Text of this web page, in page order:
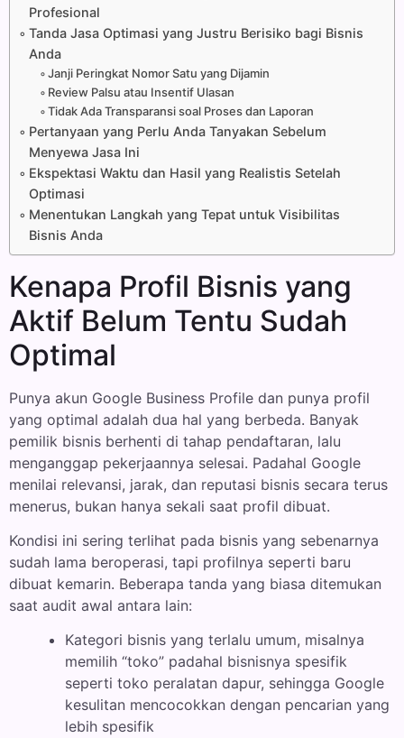
Profesional
Tanda Jasa Optimasi yang Justru Berisiko bagi Bisnis
Anda
Janji Peringkat Nomor Satu yang Dijamin
Review Palsu atau Insentif Ulasan
Tidak Ada Transparansi soal Proses dan Laporan
Pertanyaan yang Perlu Anda Tanyakan Sebelum
Menyewa Jasa Ini
Ekspektasi Waktu dan Hasil yang Realistis Setelah
Optimasi
Menentukan Langkah yang Tepat untuk Visibilitas
Bisnis Anda
Kenapa Profil Bisnis yang
Aktif Belum Tentu Sudah
Optimal
Punya akun Google Business Profile dan punya profil
yang optimal adalah dua hal yang berbeda. Banyak
pemilik bisnis berhenti di tahap pendaftaran, lalu
menganggap pekerjaannya selesai. Padahal Google
menilai relevansi, jarak, dan reputasi bisnis secara terus
menerus, bukan hanya sekali saat profil dibuat.
Kondisi ini sering terlihat pada bisnis yang sebenarnya
sudah lama beroperasi, tapi profilnya seperti baru
dibuat kemarin. Beberapa tanda yang biasa ditemukan
saat audit awal antara lain:
Kategori bisnis yang terlalu umum, misalnya
memilih “toko” padahal bisnisnya spesifik
seperti toko peralatan dapur, sehingga Google
kesulitan mencocokkan dengan pencarian yang
lebih spesifik